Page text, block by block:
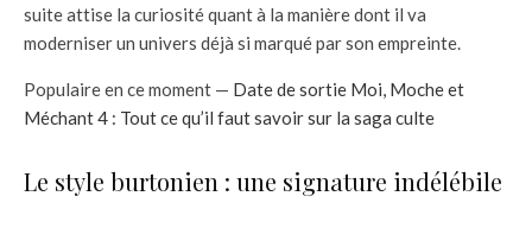
suite attise la curiosité quant à la manière dont il va
moderniser un univers déjà si marqué par son empreinte.
Populaire en ce moment — Date de sortie Moi, Moche et
Méchant 4 : Tout ce qu’il faut savoir sur la saga culte
Le style burtonien : une signature indélébile